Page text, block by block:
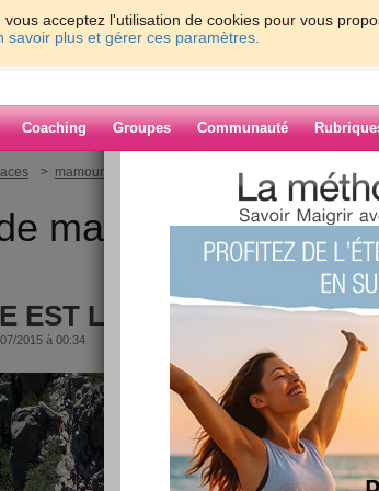
acceptez l'utilisation de cookies pour vous
savoir plus et gérer ces paramètres.
Coaching Groupes Communauté
> mamour8 > L ETE EST LA A SON TOUR !!!
mamour8
EST LA A SON TOUR !!!
2015 à 00:34